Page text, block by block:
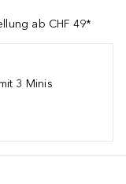
ab CHF 49*
3 Minis